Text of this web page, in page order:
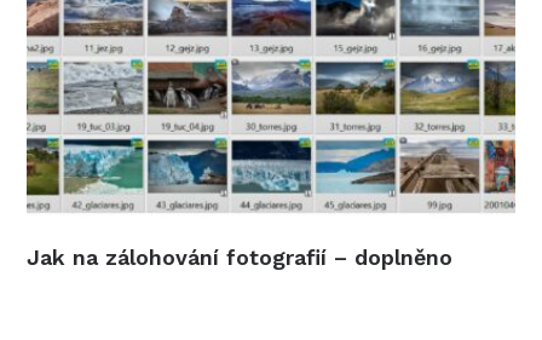
Jak na zálohování fotografií – doplněno